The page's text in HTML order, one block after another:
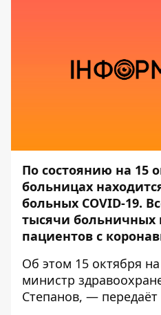
По состоянию на 15
больницах
больных COVID-19.
тысячи больничных
пациентов с
Об этом 15 октября
министр
Степанов, — передаёт